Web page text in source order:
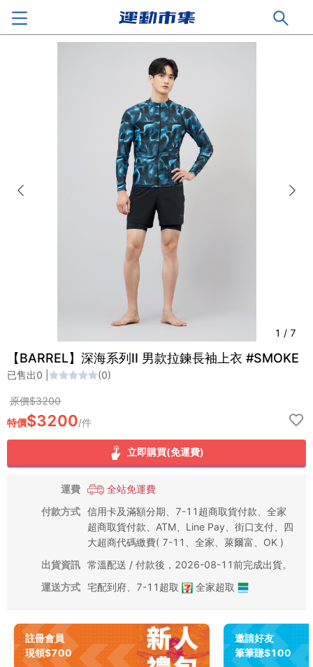
1 / 7
【BARREL】深海系列II 男款拉鍊長袖上衣 #SMOKE
已售出0 (0)
原價$3200
特價$3200/件
立即購買(免運費)
運費
全站免運費
付款方式 信用卡及滿額分期、7-11超商取貨付款、全家
超商取貨付款、ATM、Line Pay、街口支付、四
大超商代碼繳費( 7-11、全家、萊爾富、OK )
出貨資訊 常溫配送 / 付款後，2026-08-11前完成出貨。
運送方式 宅配到府 7-11超取 全家超取
註冊會員
現領$700
邀請好友
筆筆賺$100